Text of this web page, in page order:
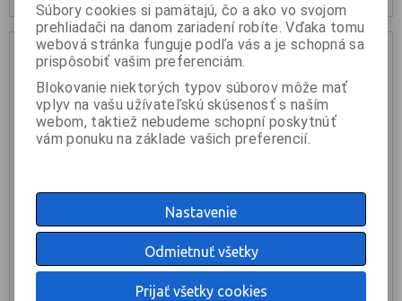
LD U305.1 BP Vysielač Bodypack
Súbory cookies si pamätajú, čo a ako vo svojom
prehliadači na danom zariadení robíte. Vďaka tomu
webová stránka funguje podľa vás a je schopná sa
prispôsobiť vašim preferenciám.
Blokovanie niektorých typov súborov môže mať
vplyv na vašu užívateľskú skúsenosť s naším
webom, taktiež nebudeme schopní poskytnúť
vám ponuku na základe vašich preferencií.
Nastavenie
Odmietnuť všetky
Prijať všetky cookies